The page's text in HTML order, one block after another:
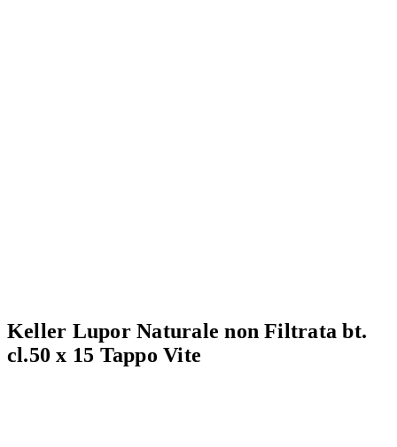
Keller Lupor Naturale non Filtrata bt.
cl.50 x 15 Tappo Vite